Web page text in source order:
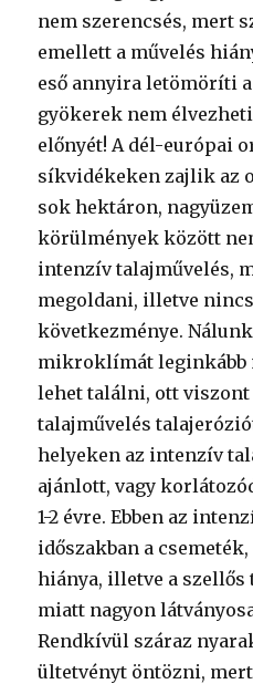
nem szerencsés, mert
emellett a művelés
eső annyira letömöríti
gyökerek nem
előnyét! A dél-európai
síkvidékeken zajlik az
sok hektáron,
körülmények között
intenzív talajművelés,
megoldani, illetve
következménye.
mikroklímát leginkább
lehet találni, ott viszont
talajművelés
helyeken az intenzív
ajánlott, vagy
1-2 évre. Ebben az
időszakban a
hiánya, illetve a szellős
miatt nagyon
Rendkívül száraz
ültetvényt öntözni,